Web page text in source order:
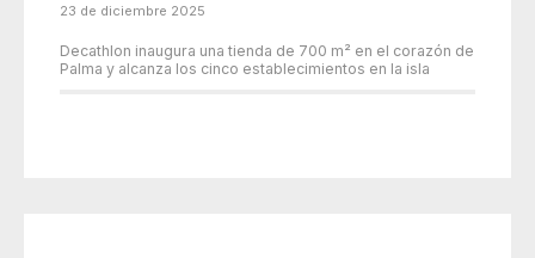
23 de diciembre 2025
Decathlon inaugura una tienda de 700 m² en el corazón de
Palma y alcanza los cinco establecimientos en la isla